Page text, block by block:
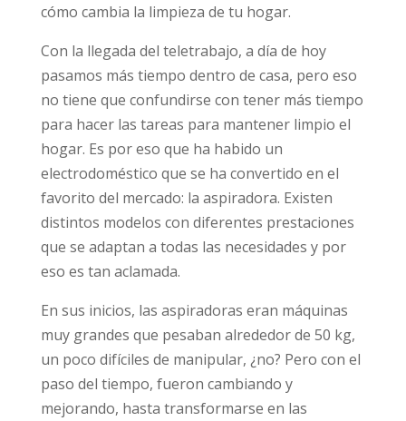
cómo cambia la limpieza de tu hogar.
Con la llegada del teletrabajo, a día de hoy
pasamos más tiempo dentro de casa, pero eso
no tiene que confundirse con tener más tiempo
para hacer las tareas para mantener limpio el
hogar. Es por eso que ha habido un
electrodoméstico que se ha convertido en el
favorito del mercado: la aspiradora. Existen
distintos modelos con diferentes prestaciones
que se adaptan a todas las necesidades y por
eso es tan aclamada.
En sus inicios, las aspiradoras eran máquinas
muy grandes que pesaban alrededor de 50 kg,
un poco difíciles de manipular, ¿no? Pero con el
paso del tiempo, fueron cambiando y
mejorando, hasta transformarse en las